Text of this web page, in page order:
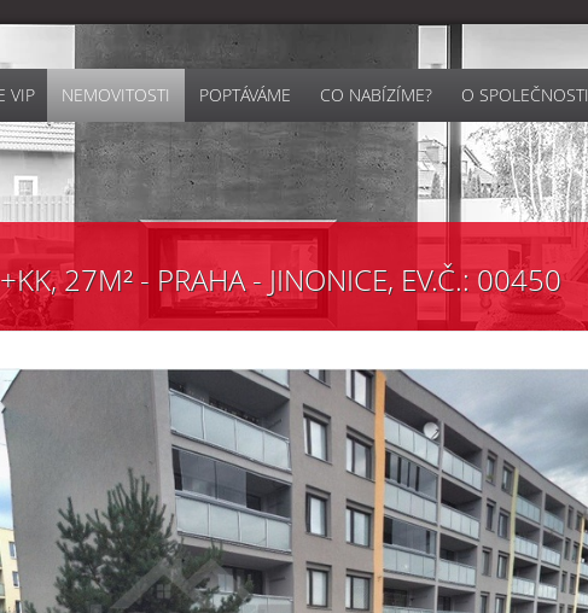
VIP NEMOVITOSTI POPTÁVÁME CO NABÍZÍME? O SPOLEČNOSTI
27M² - PRAHA - JINONICE, EV.Č.: 00450